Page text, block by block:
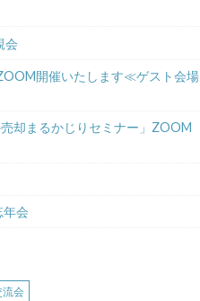
会
開催いたします≪ゲスト会場
却まるかじりセミナー」ZOOM
会
流会